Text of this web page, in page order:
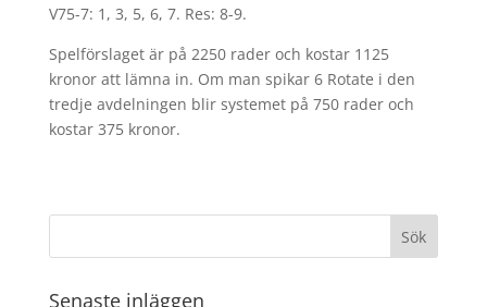
V75-7: 1, 3, 5, 6, 7. Res: 8-9.
Spelförslaget är på 2250 rader och kostar 1125
kronor att lämna in. Om man spikar 6 Rotate i den
tredje avdelningen blir systemet på 750 rader och
kostar 375 kronor.
Senaste inläggen